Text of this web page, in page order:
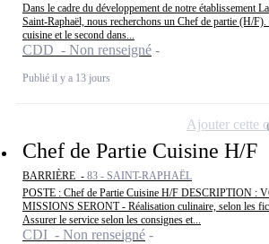
Dans le cadre du développement de notre établissement
Saint-Raphaël, nous recherchons un Chef de partie (H/F).
cuisine et le second dans...
CDD - Non renseigné
Publié il y a 13 jours
Chef de Partie Cuisine H/F
BARRIÈRE - 83 - SAINT-RAPHAËL
POSTE : Chef de Partie Cuisine H/F DESCRIPTION :
MISSIONS SERONT - Réalisation culinaire, selon les
Assurer le service selon les consignes et...
CDI - Non renseigné
Ajouter cette